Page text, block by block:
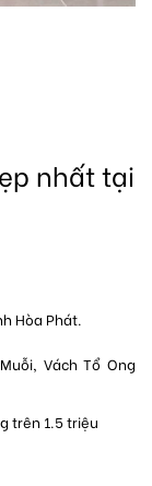
nhất tại
Hòa Phát.
Vách Tổ Ong
trên 1.5 triệu